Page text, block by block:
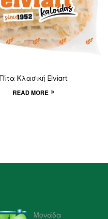
Πίτα Κλασική Elviart
READ MORE
Μονάδα